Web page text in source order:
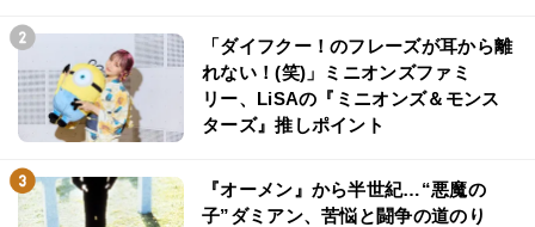
「ダイフクー！のフレーズが耳から離
れない！(笑)」ミニオンズファミ
リー、LiSAの『ミニオンズ＆モンス
ターズ』推しポイント
『オーメン』から半世紀…“悪魔の
子”ダミアン、苦悩と闘争の道のり